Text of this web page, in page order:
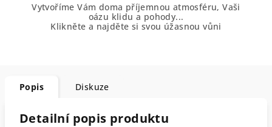
Vytvoříme Vám doma příjemnou atmosféru, Vaši
oázu klidu a pohody...
Klikněte a najděte si svou úžasnou vůni
Popis Diskuze
Detailní popis produktu